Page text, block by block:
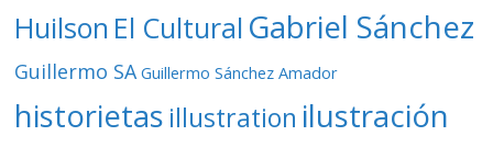
Huilson El Cultural Gabriel Sánchez
Guillermo SA Guillermo Sánchez Amador
historietas illustration ilustración